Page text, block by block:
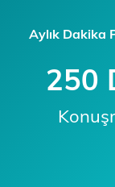
Aylık Dakika
250